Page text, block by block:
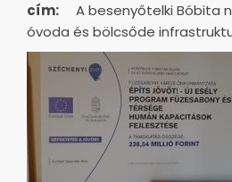
cím:
A besenyőtelki Bóbita
óvoda és bölcsőde